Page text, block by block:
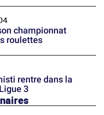
championnat
roulettes
rentre dans la
3